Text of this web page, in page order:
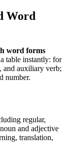
Word
word forms
table instantly: for
and auxiliary verb;
number.
regular,
and adjective
translation,